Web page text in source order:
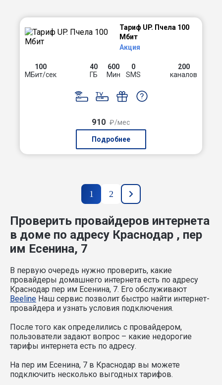
Тариф UP. Пчела 100
Мбит
Акция
100
МБит/сек
40
ГБ
600
Мин
0
SMS
200
каналов
910 ₽/мес
Подробнее
1 2
Проверить провайдеров интернета
в доме по адресу Краснодар , пер
им Есенина, 7
В первую очередь нужно проверить, какие
провайдеры домашнего интернета есть по адресу
Краснодар пер им Есенина, 7. Его обслуживают
Beeline Наш сервис позволит быстро найти интернет-
провайдера и узнать условия подключения.
После того как определились с провайдером,
пользователи задают вопрос – какие недорогие
тарифы интернета есть по адресу.
На пер им Есенина, 7 в Краснодар вы можете
подключить несколько выгодных тарифов.